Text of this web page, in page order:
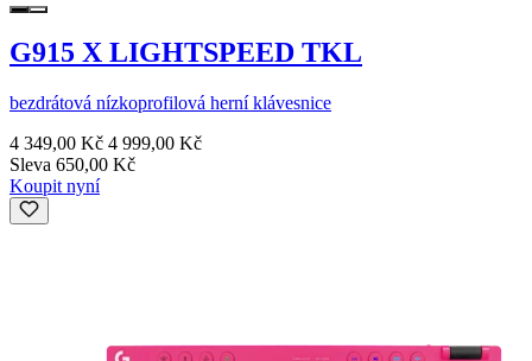
G915 X LIGHTSPEED TKL
bezdrátová nízkoprofilová herní klávesnice
4 349,00 Kč 4 999,00 Kč
Sleva 650,00 Kč
Koupit nyní